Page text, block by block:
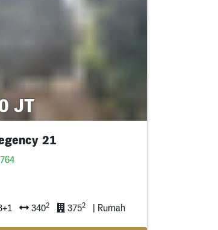
JT
21
3402 3752 | Rumah